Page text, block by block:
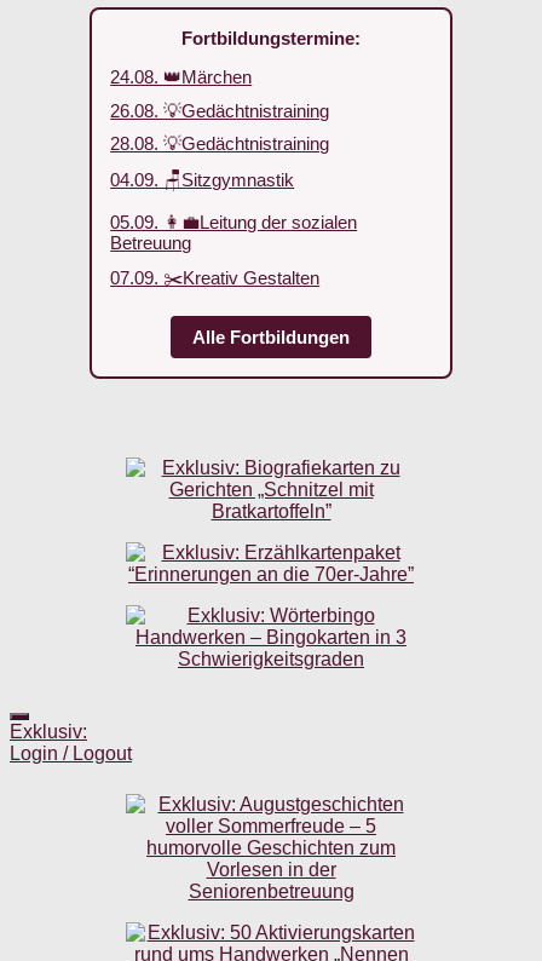
Fortbildungstermine:
24.08. 👑Märchen
26.08. 💡Gedächtnistraining
28.08. 💡Gedächtnistraining
04.09. 🪑Sitzgymnastik
05.09. 👩‍💼Leitung der sozialen
Betreuung
07.09. ✂️Kreativ Gestalten
Alle Fortbildungen
Exklusiv:
Login / Logout